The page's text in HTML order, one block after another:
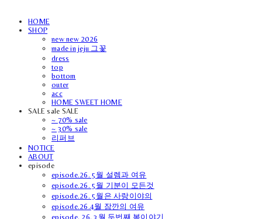
HOME
SHOP
new new 2026
made in jeju 그꽃
dress
top
bottom
outer
acc
HOME SWEET HOME
SALE sale SALE
~ 70% sale
~ 30% sale
리퍼브
NOTICE
ABOUT
episode
episode.26. 5월 설렘과 여유
episode.26. 5월 기분이 모든것
episode.26. 5월은 사랑이야의
episode.26.4월 잠깐의 여유
episode. 26. 3월 두번째 봄이야기